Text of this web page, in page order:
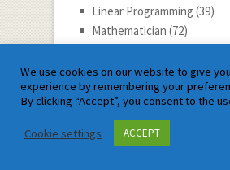
Linear Programming (39)
Mathematician (72)
Mathematics Education
Mathematics Tech(4)
Mathematics Tips(147)
Maths Competition
National and International
We use cookies on our website to give
experience by remembering your
By clicking “Accept”, you consent to the
Cookie settings ACCEPT